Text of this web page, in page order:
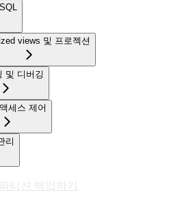
views 및 프로젝션
및 디버깅
세스 제어
리
티션 백업하기